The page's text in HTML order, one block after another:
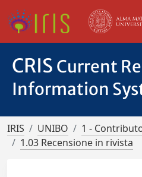
CRIS Current
Information
IRIS UNIBO
1 -
1.03 Recensione in rivista